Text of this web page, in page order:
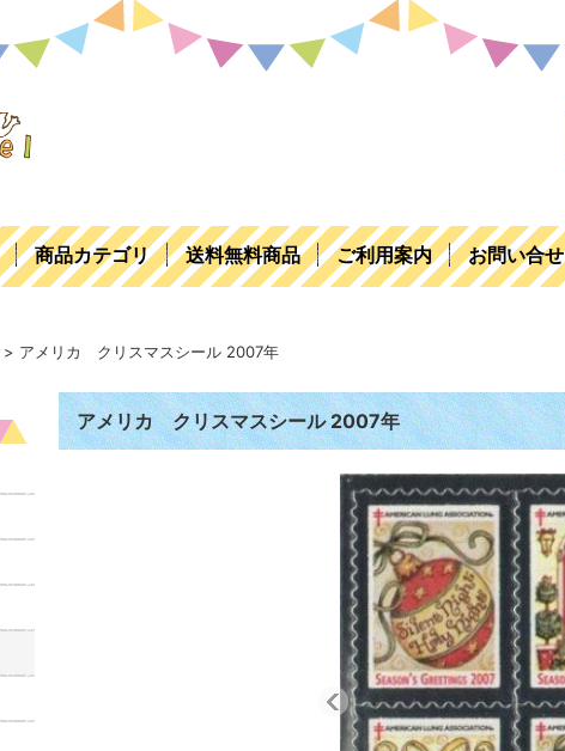
商品カテゴリ 送料無料商品 ご利用案内 お問い合せ
> アメリカ クリスマスシール 2007年
アメリカ クリスマスシール 2007年